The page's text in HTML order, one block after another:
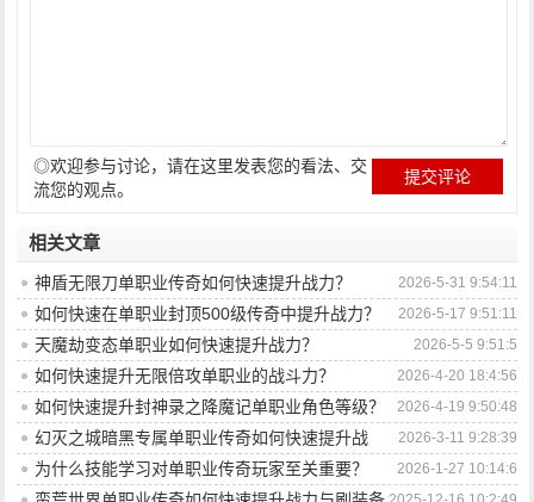
◎欢迎参与讨论，请在这里发表您的看法、交
流您的观点。
相关文章
2026-5-31 9:54:11
神盾无限刀单职业传奇如何快速提升战力？
2026-5-17 9:51:11
如何快速在单职业封顶500级传奇中提升战力？
2026-5-5 9:51:5
天魔劫变态单职业如何快速提升战力？
2026-4-20 18:4:56
如何快速提升无限倍攻单职业的战斗力？
2026-4-19 9:50:48
如何快速提升封神录之降魔记单职业角色等级？
2026-3-11 9:28:39
幻灭之城暗黑专属单职业传奇如何快速提升战
力？
2026-1-27 10:14:6
为什么技能学习对单职业传奇玩家至关重要？